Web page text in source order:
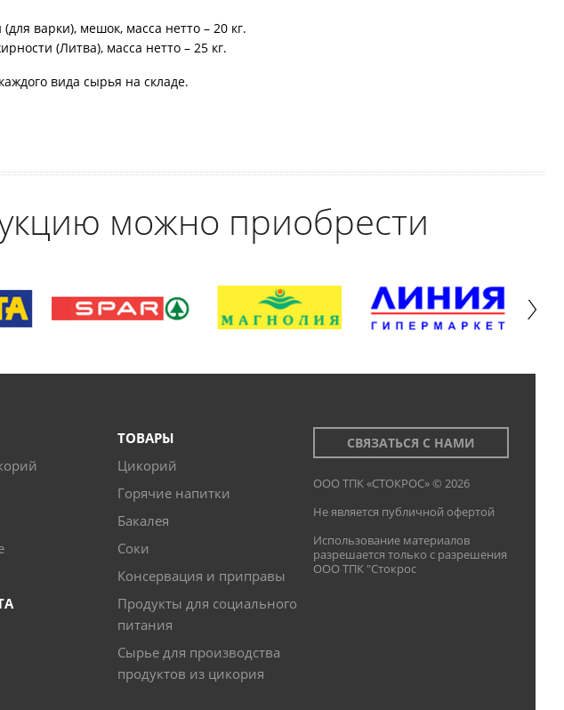
варки), мешок, масса нетто – 20 кг.
(Литва), масса нетто – 25 кг.
вида сырья на складе.
можно приобрести
ТОВАРЫ
Цикорий
Горячие напитки
Бакалея
Соки
Консервация и приправы
Продукты для социального
питания
Сырье для производства
продуктов из цикория
СВЯЗАТЬСЯ С НАМИ
ООО ТПК «СТОКРОС» © 2026
Не является публичной офертой
Использование материалов
разрешается только с разрешения
ООО ТПК "Стокрос